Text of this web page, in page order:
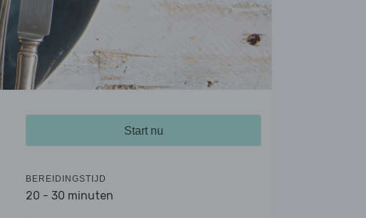
Start nu
BEREIDINGSTIJD
20 - 30 minuten